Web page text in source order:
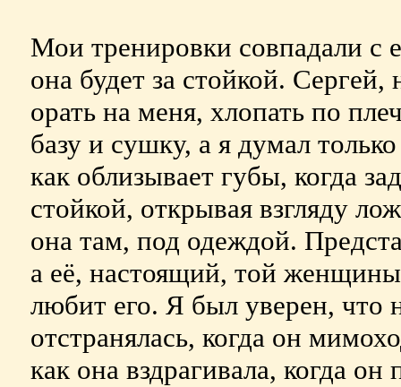
Мои тренировки совпадали с
она будет за стойкой.
орать на меня, хлопать по
базу и сушку, а я думал
как облизывает губы, когда
стойкой, открывая взгляду
она там, под одеждой.
а её, настоящий, той
любит его. Я был уверен, что
отстранялась, когда он
как она вздрагивала, когда